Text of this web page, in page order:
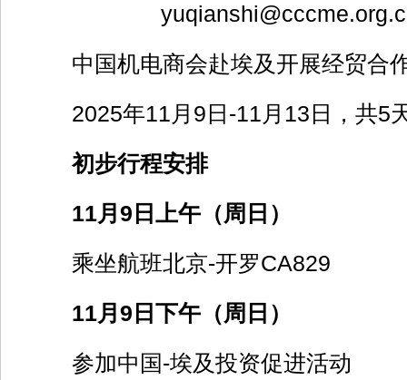
中国机电商会赴埃及开展经贸合
2025年11月9日-11月13日，共5
初步行程安排
11月9日上午（周日）
乘坐航班北京-开罗CA829
11月9日下午（周日）
参加中国-埃及投资促进活动